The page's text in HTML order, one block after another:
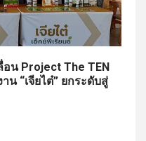
น Project The TEN
“เจียไต๋” ยกระดับสู่